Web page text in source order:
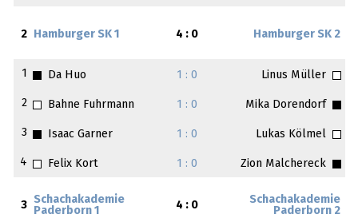
2 Hamburger SK 1 4 : 0 Hamburger SK 2
1 Da Huo 1 : 0 Linus Müller
2 Bahne Fuhrmann 1 : 0 Mika Dorendorf
3 Isaac Garner 1 : 0 Lukas Kölmel
4 Felix Kort 1 : 0 Zion Malchereck
3
Schachakademie
Paderborn 1
4 : 0
Schachakademie
Paderborn 2